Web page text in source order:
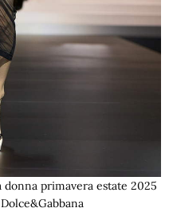
primavera estate 2025